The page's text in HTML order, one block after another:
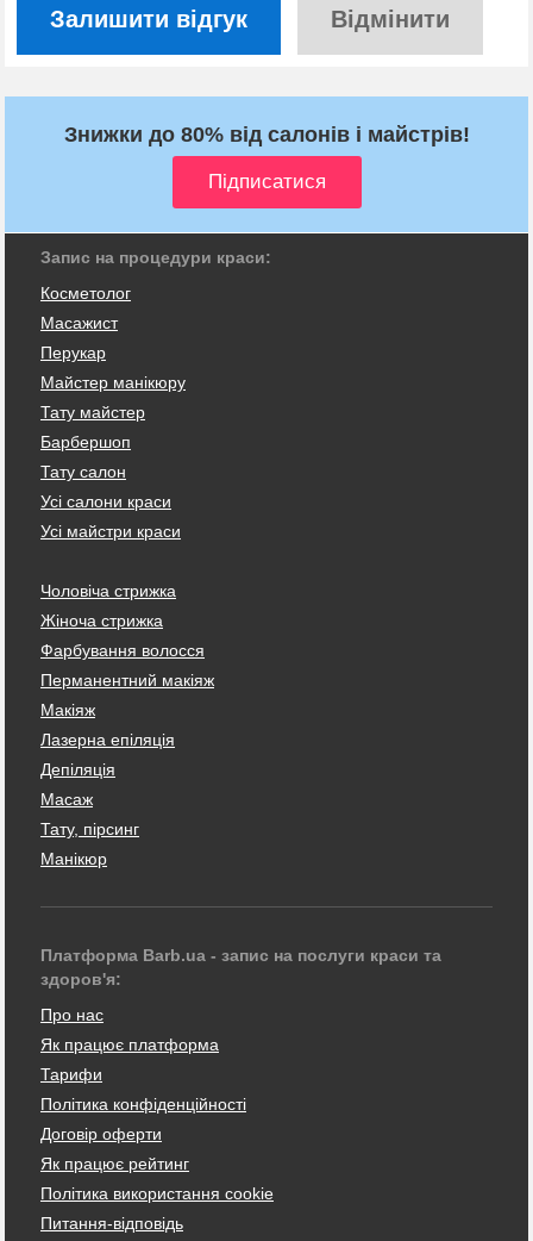
Залишити відгук Відмінити
Знижки до 80% від салонів і майстрів!
Запис на процедури краси:
Косметолог
Масажист
Перукар
Майстер манікюру
Тату майстер
Барбершоп
Тату салон
Усі салони краси
Усі майстри краси
Чоловіча стрижка
Жіноча стрижка
Фарбування волосся
Перманентний макіяж
Макіяж
Лазерна епіляція
Депіляція
Масаж
Тату, пірсинг
Манікюр
Платформа Barb.ua - запис на послуги краси та
здоров'я:
Про нас
Як працює платформа
Тарифи
Політика конфіденційності
Договір оферти
Як працює рейтинг
Політика використання cookie
Питання-відповідь